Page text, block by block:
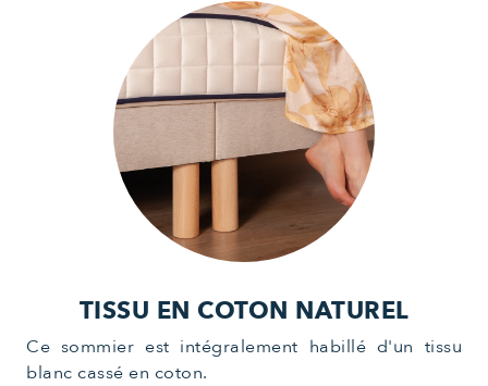
TISSU EN COTON NATUREL
Ce sommier est intégralement habillé d'un tissu
blanc cassé en coton.